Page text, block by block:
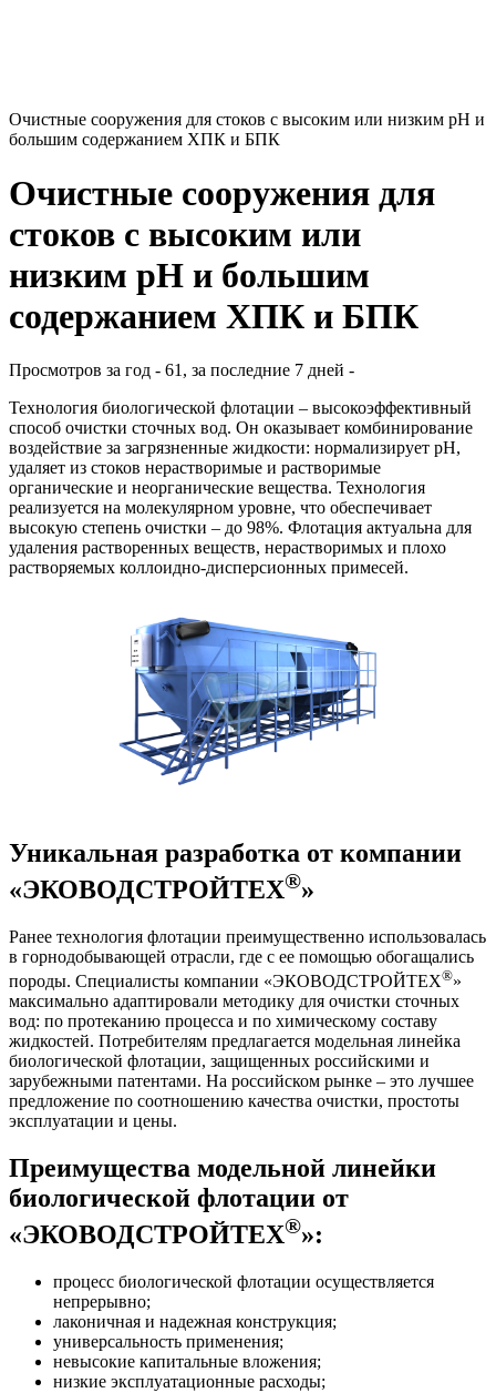
Очистные сооружения для стоков с высоким или низким рН и
большим содержанием ХПК и БПК
Очистные сооружения для
стоков с высоким или
низким рН и большим
содержанием ХПК и БПК
Просмотров за год - 61, за последние 7 дней -
Технология биологической флотации – высокоэффективный
способ очистки сточных вод. Он оказывает комбинирование
воздействие за загрязненные жидкости: нормализирует рН,
удаляет из стоков нерастворимые и растворимые
органические и неорганические вещества. Технология
реализуется на молекулярном уровне, что обеспечивает
высокую степень очистки – до 98%. Флотация актуальна для
удаления растворенных веществ, нерастворимых и плохо
растворяемых коллоидно-дисперсионных примесей.
Уникальная разработка от компании
«ЭКОВОДСТРОЙТЕХ®»
Ранее технология флотации преимущественно использовалась
в горнодобывающей отрасли, где с ее помощью обогащались
породы. Специалисты компании «ЭКОВОДСТРОЙТЕХ®»
максимально адаптировали методику для очистки сточных
вод: по протеканию процесса и по химическому составу
жидкостей. Потребителям предлагается модельная линейка
биологической флотации, защищенных российскими и
зарубежными патентами. На российском рынке – это лучшее
предложение по соотношению качества очистки, простоты
эксплуатации и цены.
Преимущества модельной линейки
биологической флотации от
«ЭКОВОДСТРОЙТЕХ®»:
процесс биологической флотации осуществляется
непрерывно;
лаконичная и надежная конструкция;
универсальность применения;
невысокие капитальные вложения;
низкие эксплуатационные расходы;